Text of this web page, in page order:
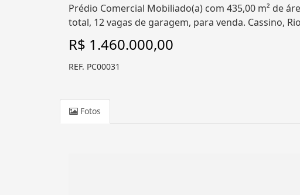
Prédio Comercial Mobiliado(a) com 435,00 m² de
total, 12 vagas de garagem, para venda. Cassino,
R$ 1.460.000,00
REF. PC00031
Fotos